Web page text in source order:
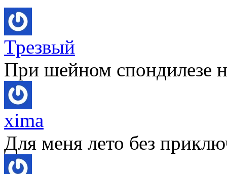
Трезвый
При шейном спондилезе
xima
Для меня лето без